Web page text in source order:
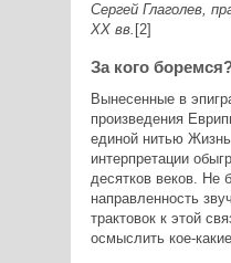
Сергей Глаголев,
XX вв. [2]
За кого
Вынесенные в
произведения
единой нитью
интерпретации
десятков веков. Не
направленность
трактовок к этой
осмыслить кое-